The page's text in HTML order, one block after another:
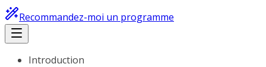
Recommandez-moi un programme
Introduction